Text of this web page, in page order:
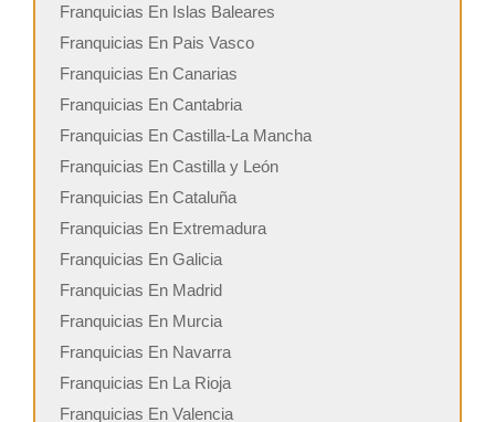
Franquicias En Islas Baleares
Franquicias En Pais Vasco
Franquicias En Canarias
Franquicias En Cantabria
Franquicias En Castilla-La Mancha
Franquicias En Castilla y León
Franquicias En Cataluña
Franquicias En Extremadura
Franquicias En Galicia
Franquicias En Madrid
Franquicias En Murcia
Franquicias En Navarra
Franquicias En La Rioja
Franquicias En Valencia